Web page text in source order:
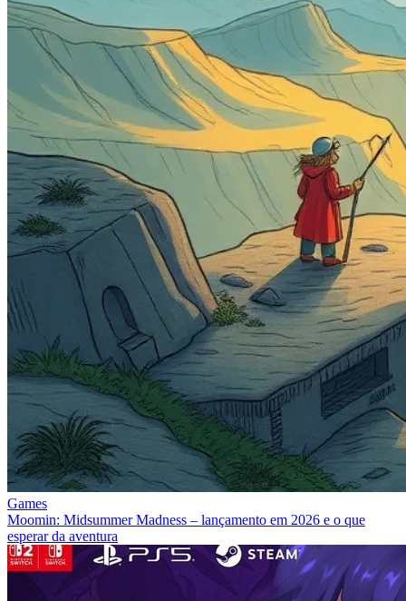
Games
Moomin: Midsummer Madness – lançamento em 2026 e o que
esperar da aventura